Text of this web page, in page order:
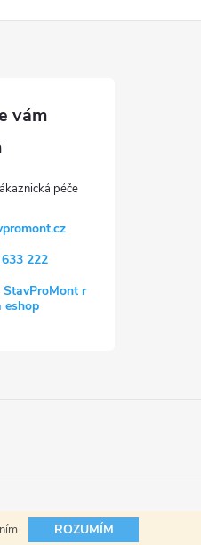
ROZUMÍM
222
StavProMont r
eshop